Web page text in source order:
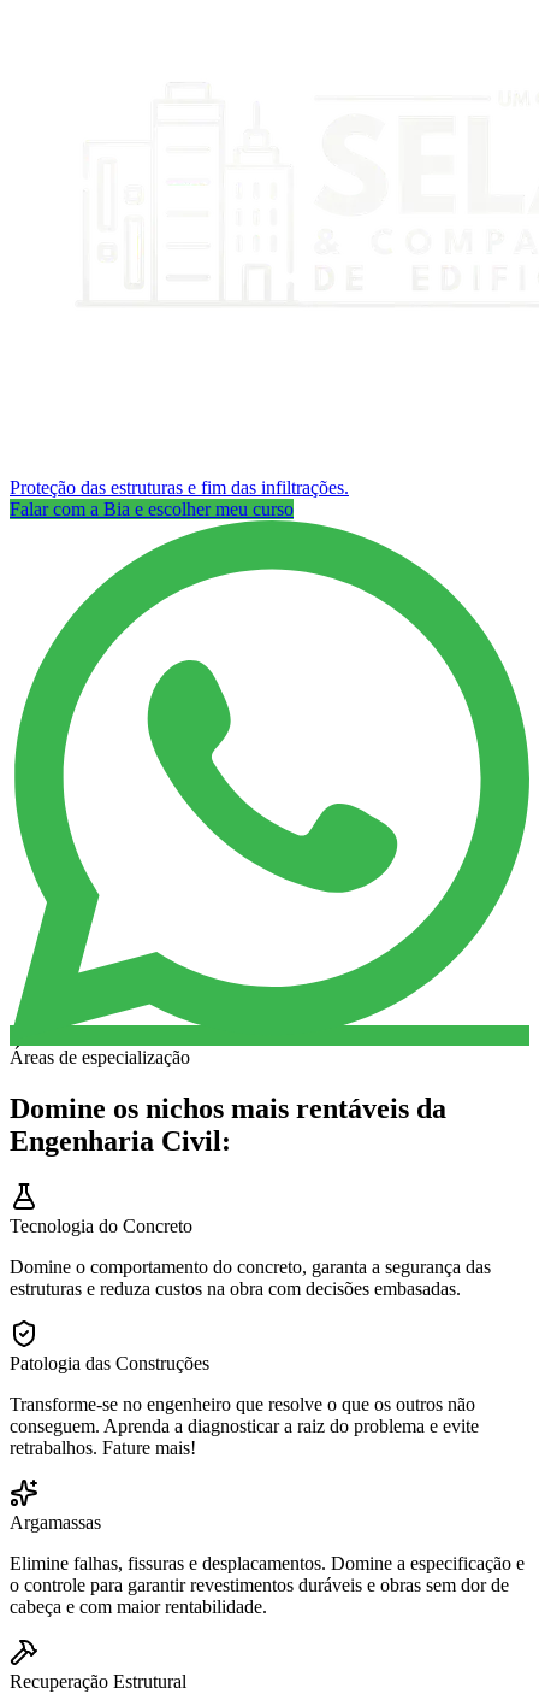
Proteção das estruturas e fim das infiltrações.
Falar com a Bia e escolher meu curso
Áreas de especialização
Domine os nichos mais rentáveis da
Engenharia Civil:
Tecnologia do Concreto
Domine o comportamento do concreto, garanta a segurança das
estruturas e reduza custos na obra com decisões embasadas.
Patologia das Construções
Transforme-se no engenheiro que resolve o que os outros não
conseguem. Aprenda a diagnosticar a raiz do problema e evite
retrabalhos. Fature mais!
Argamassas
Elimine falhas, fissuras e desplacamentos. Domine a especificação e
o controle para garantir revestimentos duráveis e obras sem dor de
cabeça e com maior rentabilidade.
Recuperação Estrutural